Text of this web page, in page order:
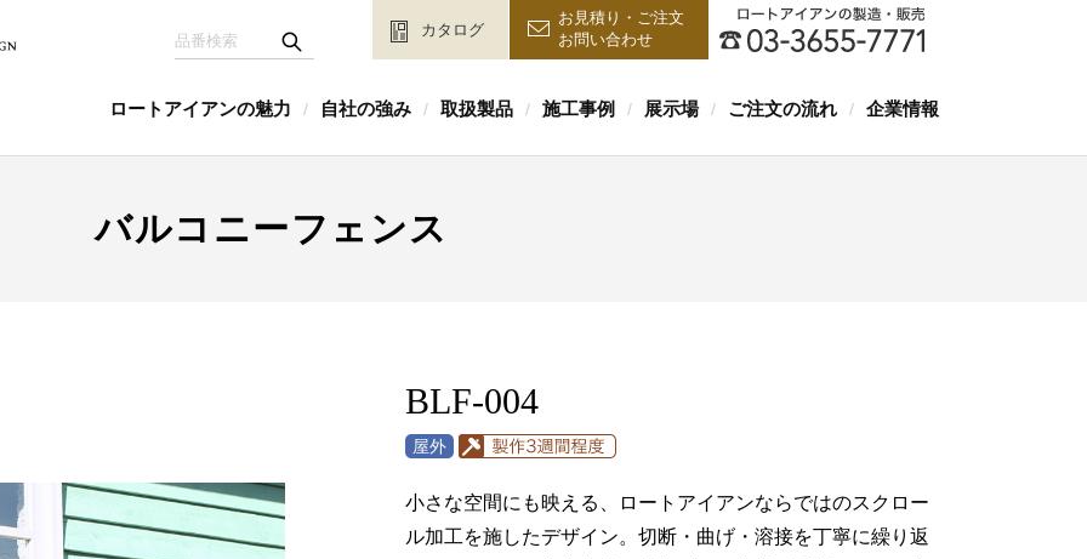
カタログ
お見積り・ご注文
お問い合わせ
ロートアイアンの魅力 / 自社の強み / 取扱製品 / 施工事例 / 展示場 / ご注文の流れ / 企業情報
バルコニーフェンス
BLF-004
小さな空間にも映える、ロートアイアンならではのスクロー
ル加工を施したデザイン。切断・曲げ・溶接を丁寧に繰り返